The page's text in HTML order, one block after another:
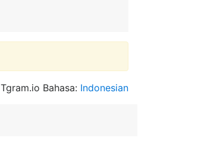
Tgram.io Bahasa: Indonesian